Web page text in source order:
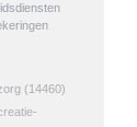
(14460)